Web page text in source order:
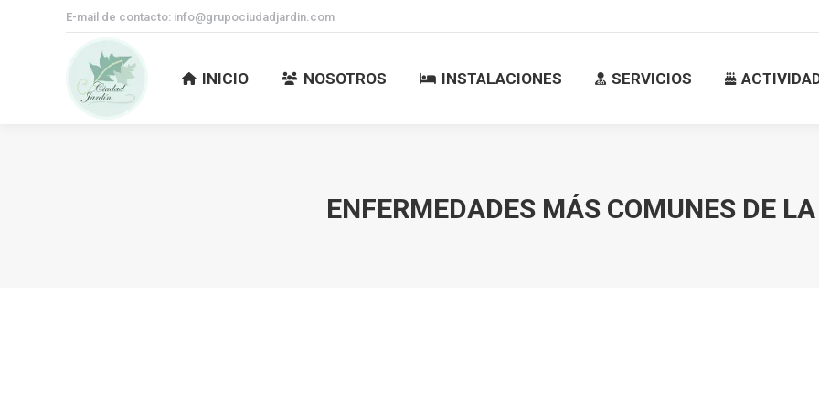
E-mail de contacto: info@grupociudadjardin.com
INICIO NOSOTROS INSTALACIONES SERVICIOS
ENFERMEDADES MÁS COMUNES DE